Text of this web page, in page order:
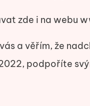
zde i na webu
a věřím, že
2022, podpoříte